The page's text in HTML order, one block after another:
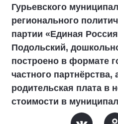
Гурьевского
регионального
партии «Единая
Подольский,
построено в формате
частного партнёрства,
родительская плата в
стоимости в